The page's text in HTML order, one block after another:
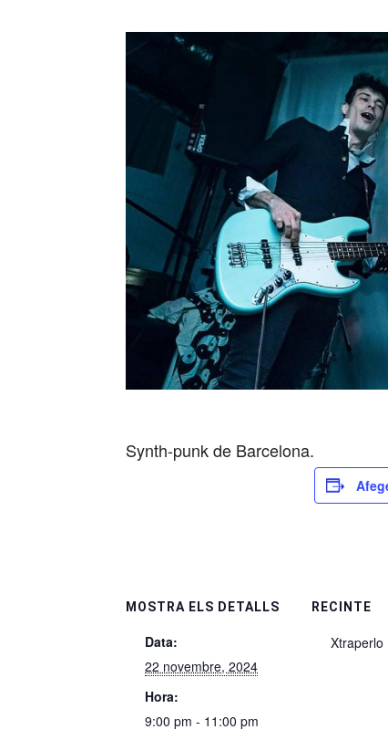
Synth-punk de Barcelona.
MOSTRA ELS DETALLS
Data:
22 novembre, 2024
Hora:
9:00 pm - 11:00 pm
RECINTE
Xtraperlo